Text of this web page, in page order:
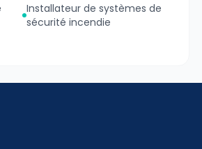
Installateur de systèmes de
sécurité incendie